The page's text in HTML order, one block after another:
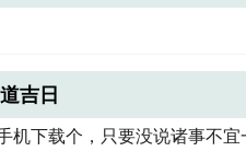
吉日
机下载个，只要没说诸事不宜